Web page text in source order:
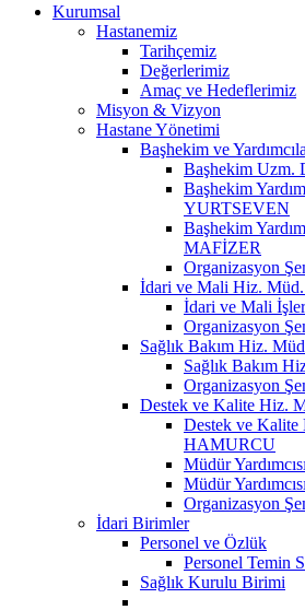
Kurumsal
Hastanemiz
Tarihçemiz
Değerlerimiz
Amaç ve Hedeflerimiz
Misyon & Vizyon
Hastane Yönetimi
Başhekim ve
Başhekim Uzm.
Başhekim
YURTSEVEN
Başhekim
MAFİZER
Organizasyon
İdari ve Mali Hiz.
İdari ve Mali
Organizasyon
Sağlık Bakım Hiz.
Sağlık Bakım
Organizasyon
Destek ve Kalite Hiz.
Destek ve Kalite
HAMURCU
Müdür
Müdür
Organizasyon
İdari Birimler
Personel ve Özlük
Personel Temin
Sağlık Kurulu Birimi